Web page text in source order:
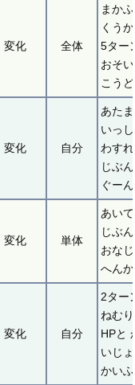
変化 全体
まか
くう
5ター
おそ
こう
変化 自分
あた
いっ
わす
じぶ
ぐー
変化 単体
あい
じぶ
おな
へん
変化 自分
2ター
ねむ
HPと
いじ
かい